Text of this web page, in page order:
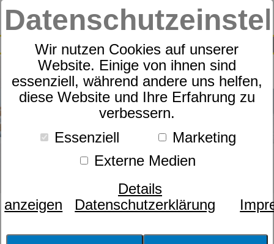
Wir nutzen Cookies auf unserer
Website. Einige von ihnen sind
essenziell, während andere uns helfen,
diese Website und Ihre Erfahrung zu
verbessern.
Essenziell
Marketing
Externe Medien
Details
anzeigen
Datenschutzerklärung
SUCHE
0
Bezugsstoff
Größe